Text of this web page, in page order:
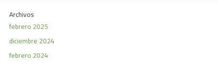
Archivos
febrero 2025
diciembre 2024
febrero 2024